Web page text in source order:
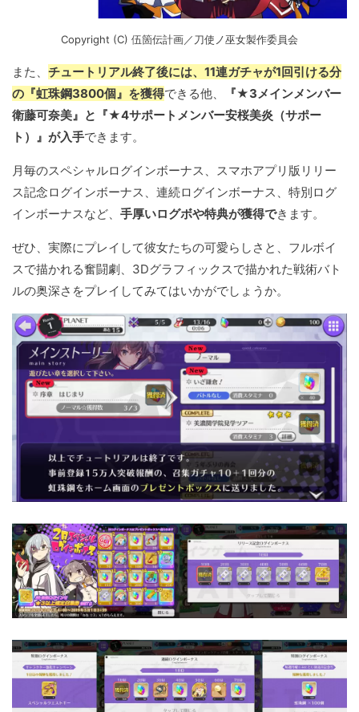
Copyright (C) 伍箇伝計画／刀使ノ巫女製作委員会
また、 チュートリアル終了後には、11連ガチャが1回引ける分
の『虹珠鋼3800個』を獲得できる他、
『★3メインメンバー
衛藤可奈美』と『★4サポートメンバー安桜美炎（サポー
ト）』が入手できます。
月毎のスペシャルログインボーナス、スマホアプリ版リリー
ス記念ログインボーナス、連続ログインボーナス、特別ログ
インボーナスなど、 手厚いログボや特典が獲得できます。
ぜひ、実際にプレイして彼女たちの可愛らしさと、フルボイ
スで描かれる奮闘劇、3Dグラフィックスで描かれた戦術バト
ルの奥深さをプレイしてみてはいかがでしょうか。